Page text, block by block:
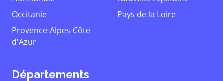
Occitanie
Pays de la Loire
Provence-Alpes-Côte
d'Azur
Départements